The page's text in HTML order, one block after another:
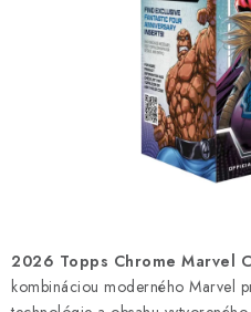
STAR WARS
2026 Topps Chrome Marvel
kombináciou moderného Marvel